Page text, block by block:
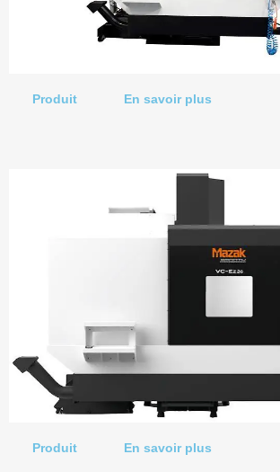
Produit En savoir plus
Produit En savoir plus